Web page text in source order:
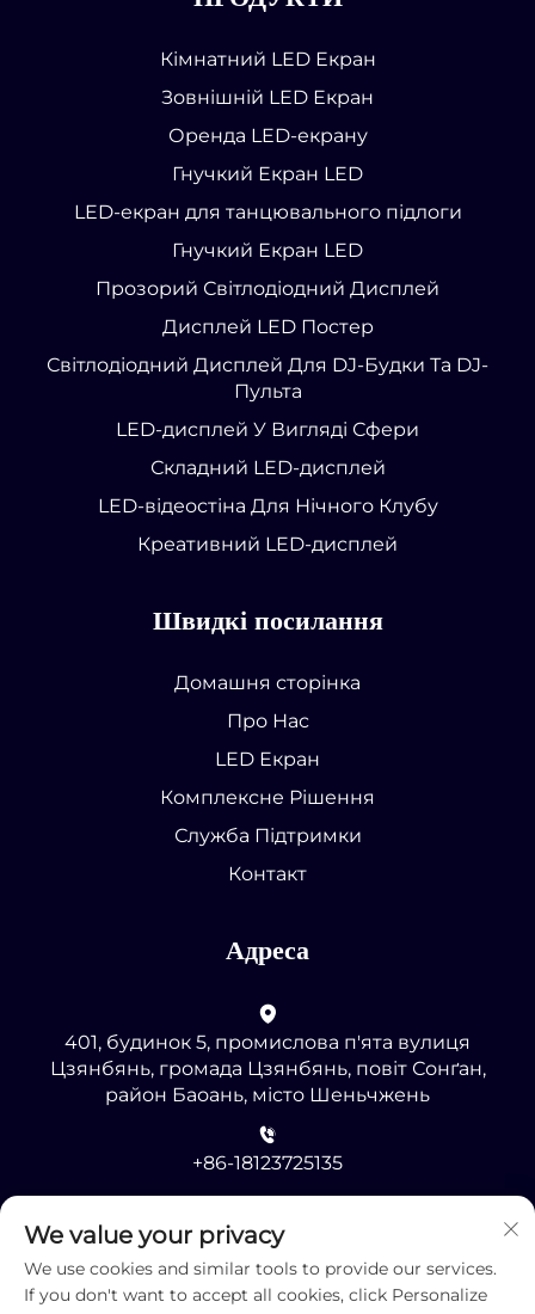
Кімнатний LED Екран
Зовнішній LED Екран
Оренда LED-екрану
Гнучкий Екран LED
LED-екран для танцювального підлоги
Гнучкий Екран LED
Прозорий Світлодіодний Дисплей
Дисплей LED Постер
Світлодіодний Дисплей Для DJ-Будки Та DJ-
Пульта
LED-дисплей У Вигляді Сфери
Складний LED-дисплей
LED-відеостіна Для Нічного Клубу
Креативний LED-дисплей
Швидкі посилання
Домашня сторінка
Про Нас
LED Екран
Комплексне Рішення
Служба Підтримки
Контакт
Адреса
401, будинок 5, промислова п'ята вулиця
Цзянбянь, громада Цзянбянь, повіт Сонґан,
район Баоань, місто Шеньчжень
+86-18123725135
[email protected]
We value your privacy
We use cookies and similar tools to provide our services.
If you don't want to accept all cookies, click Personalize